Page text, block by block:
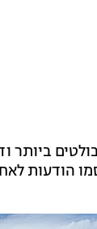
הודעות